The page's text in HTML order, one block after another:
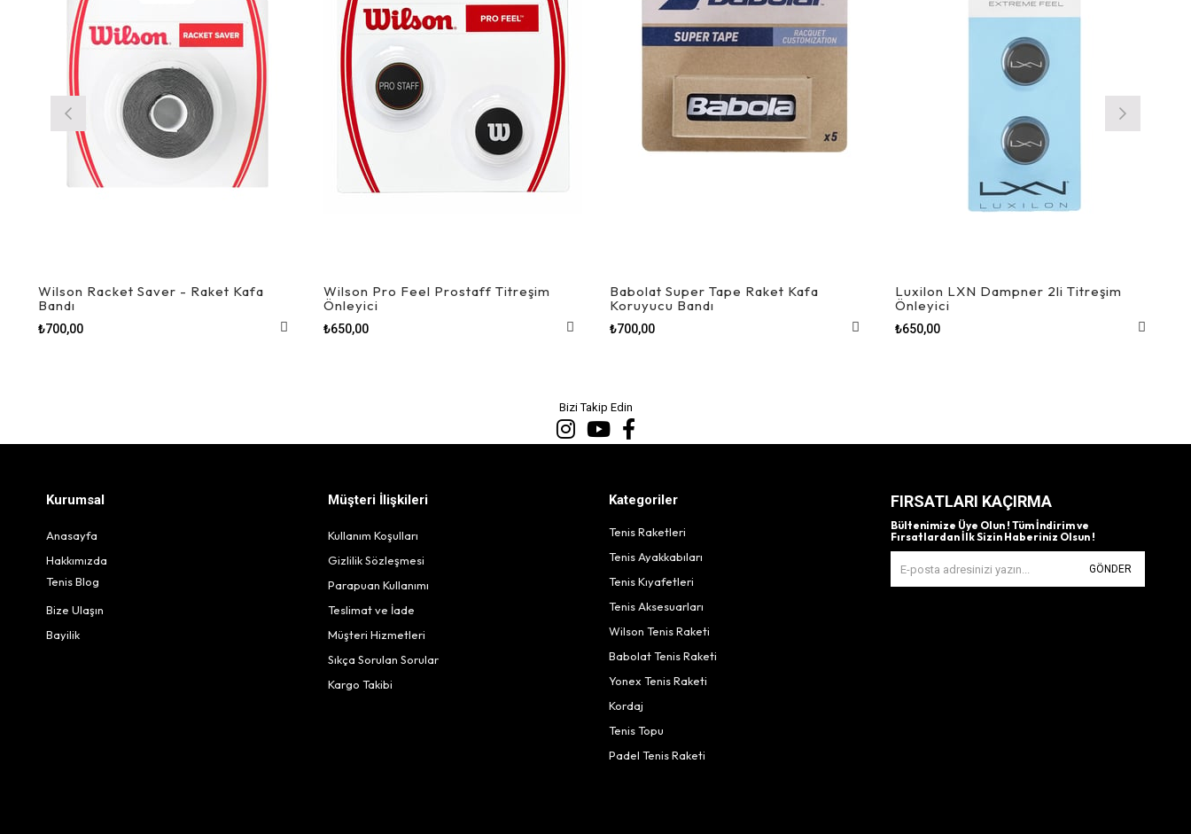
Wilson Racket Saver - Raket Kafa
Bandı
₺700,00
Wilson Pro Feel Prostaff Titreşim
Önleyici
₺650,00
Babolat Super Tape Raket Kafa
Koruyucu Bandı
₺700,00
Luxilon LXN Dampner 2li Titreşim
Önleyici
₺650,00
Bizi Takip Edin
Kurumsal
Anasayfa
Hakkımızda
Tenis Blog
Bize Ulaşın
Bayilik
Müşteri İlişkileri
Kullanım Koşulları
Gizlilik Sözleşmesi
Parapuan Kullanımı
Teslimat ve İade
Müşteri Hizmetleri
Sıkça Sorulan Sorular
Kargo Takibi
Kategoriler
Tenis Raketleri
Tenis Ayakkabıları
Tenis Kıyafetleri
Tenis Aksesuarları
Wilson Tenis Raketi
Babolat Tenis Raketi
Yonex Tenis Raketi
Kordaj
Tenis Topu
Padel Tenis Raketi
FIRSATLARI KAÇIRMA
Bültenimize Üye Olun ! Tüm İndirim ve
Fırsatlardan İlk Sizin Haberiniz Olsun !
GÖNDER